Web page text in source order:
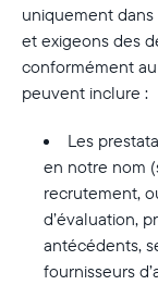
uniquement
et exigeons des
conformément
peuvent inclure :
Les
en notre nom
recrutement,
d’évaluation,
antécédents,
fournisseurs